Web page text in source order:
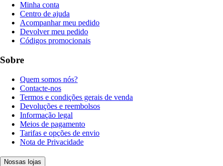
Minha conta
Centro de ajuda
Acompanhar meu pedido
Devolver meu pedido
Códigos promocionais
Sobre
Quem somos nós?
Contacte-nos
Termos e condições gerais de venda
Devoluções e reembolsos
Informação legal
Meios de pagamento
Tarifas e opções de envio
Nota de Privacidade
Nossas lojas